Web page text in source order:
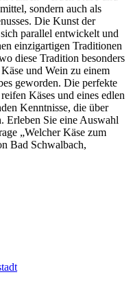
sondern auch als
Die Kunst der
parallel entwickelt und
einzigartigen Traditionen
diese Tradition besonders
und Wein zu einem
geworden. Die perfekte
Käses und eines edlen
Kenntnisse, die über
Erleben Sie eine Auswahl
„Welcher Käse zum
Bad Schwalbach,